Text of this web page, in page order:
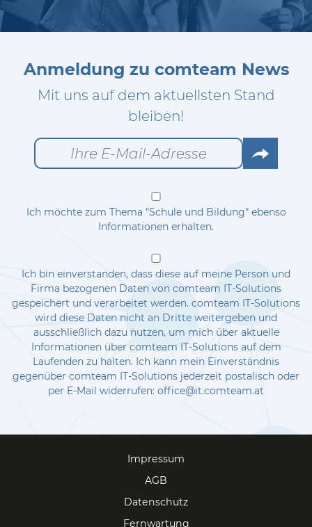
Anmeldung zu comteam News
Mit uns auf dem aktuellsten Stand
bleiben!
Ich möchte zum Thema "Schule und Bildung" ebenso
Informationen erhalten.
Ich bin einverstanden, dass diese auf meine Person und
Firma bezogenen Daten von comteam IT-Solutions
gespeichert und verarbeitet werden. comteam IT-Solutions
wird diese Daten nicht an Dritte weitergeben und
ausschließlich dazu nutzen, um mich über aktuelle
Informationen über comteam IT-Solutions auf dem
Laufenden zu halten. Ich kann mein Einverständnis
gegenüber comteam IT-Solutions jederzeit postalisch oder
per E-Mail widerrufen: office@it.comteam.at
Go
Impressum
AGB
Datenschutz
Fernwartung